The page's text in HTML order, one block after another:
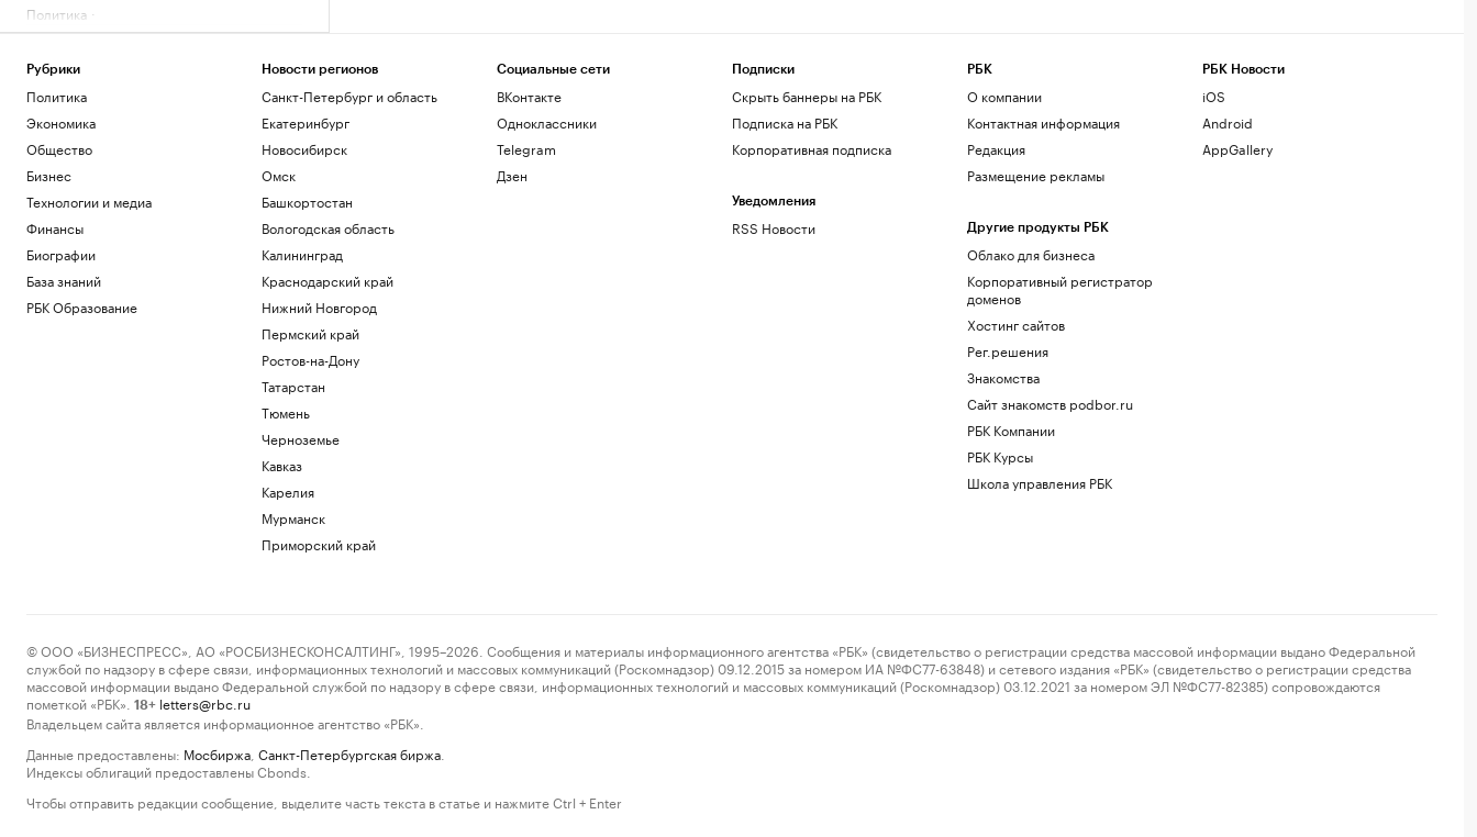
Политика
Александрова первой вышла в
Торонто
Спорт
Балицкий сообщил об ударе дрона ВСУ
Политика
Загрузить еще
Рубрики
Политика
Экономика
Общество
Бизнес
Технологии и медиа
Финансы
Биографии
База знаний
РБК Образование
Новости регионов
Санкт-Петербург и область
Екатеринбург
Новосибирск
Омск
Башкортостан
Вологодская область
Калининград
Краснодарский край
Нижний Новгород
Пермский край
Ростов-на-Дону
Татарстан
Тюмень
Черноземье
Кавказ
Карелия
Мурманск
Приморский край
Социальные сети
ВКонтакте
Одноклассники
Telegram
Дзен
Подписки
Скрыть баннеры на РБК
Подписка на РБК
Корпоративная подписка
Уведомления
RSS Новости
РБК
О компании
Контактная информация
Редакция
Размещение рекламы
Другие продукты РБК
Облако для бизнеса
Корпоративный регистратор
доменов
Хостинг сайтов
Рег.решения
Знакомства
Сайт знакомств podbor.ru
РБК Компании
РБК Курсы
Школа управления РБК
РБК Новости
iOS
Android
AppGallery
© ООО «БИЗНЕСПРЕСС», АО «РОСБИЗНЕСКОНСАЛТИНГ», 1995–2026. Сообщения и материалы информационного агентства «РБК» (свидетельство о регистрации средства массовой информации выдано Федеральной
службой по надзору в сфере связи, информационных технологий и массовых коммуникаций (Роскомнадзор) 09.12.2015 за номером ИА №ФС77-63848) и сетевого издания «РБК» (свидетельство о регистрации средства
массовой информации выдано Федеральной службой по надзору в сфере связи, информационных технологий и массовых коммуникаций (Роскомнадзор) 03.12.2021 за номером ЭЛ №ФС77-82385) сопровождаются
пометкой «РБК».
18+ letters@rbc.ru
Владельцем сайта является информационное агентство «РБК».
Данные предоставлены: Мосбиржа Санкт-Петербургская биржа
Индексы облигаций предоставлены Cbonds.
Чтобы отправить редакции сообщение, выделите часть текста в статье и нажмите Ctrl + Enter